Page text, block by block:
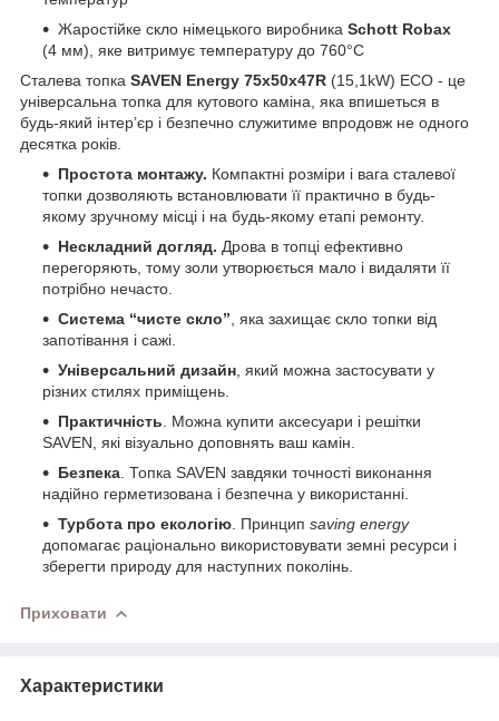
Жаростійке скло німецького виробника Schott Robax
(4 мм), яке витримує температуру до 760°C
Сталева топка SAVEN Energy 75х50х47R (15,1kW) ECO - це
універсальна топка для кутового каміна, яка впишеться в
будь-який інтер’єр і безпечно служитиме впродовж не одного
десятка років.
Простота монтажу. Компактні розміри і вага сталевої
топки дозволяють встановлювати її практично в будь-
якому зручному місці і на будь-якому етапі ремонту.
Нескладний догляд. Дрова в топці ефективно
перегоряють, тому золи утворюється мало і видаляти її
потрібно нечасто.
Система “чисте скло” , яка захищає скло топки від
запотівання і сажі.
Універсальний дизайн , який можна застосувати у
різних стилях приміщень.
Практичність . Можна купити аксесуари і решітки
SAVEN, які візуально доповнять ваш камін.
Безпека . Топка SAVEN завдяки точності виконання
надійно герметизована і безпечна у використанні.
Турбота про екологію . Принцип saving energy
допомагає раціонально використовувати земні ресурси і
зберегти природу для наступних поколінь.
Приховати
Характеристики